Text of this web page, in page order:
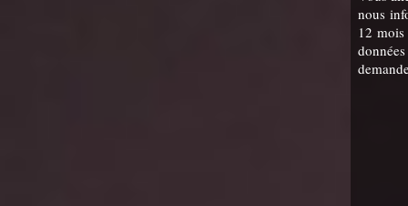
nous
12